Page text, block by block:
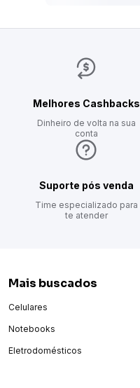
Melhores Cashbacks
Dinheiro de volta na sua
conta
Suporte pós venda
Time especializado para
te atender
Mais buscados
Celulares
Notebooks
Eletrodomésticos